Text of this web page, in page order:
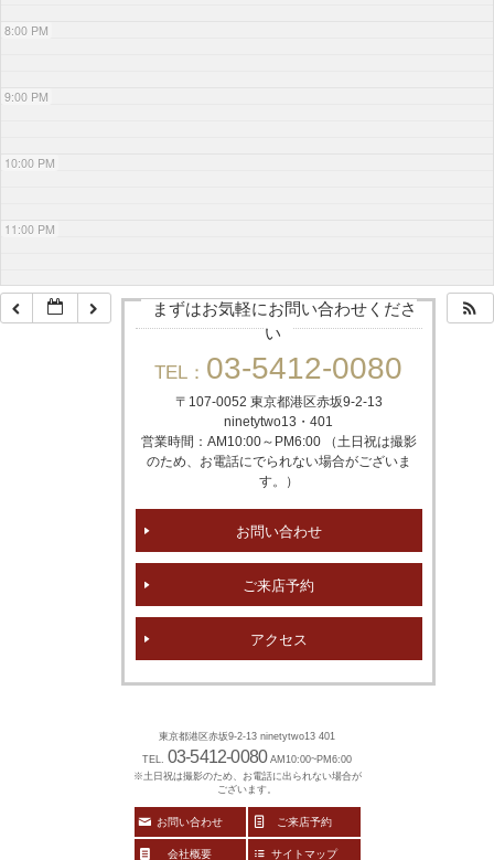
8:00 PM
9:00 PM
10:00 PM
11:00 PM
まずはお気軽にお問い合わせくださ
い
TEL： 03-5412-0080
〒107-0052 東京都港区赤坂9-2-13
ninetytwo13・401
営業時間：AM10:00～PM6:00 （土日祝は撮影
のため、お電話にでられない場合がございま
す。）
お問い合わせ
ご来店予約
アクセス
東京都港区赤坂9-2-13 ninetytwo13 401
TEL. 03-5412-0080 AM10:00~PM6:00
※土日祝は撮影のため、お電話に出られない場合が
ございます。
お問い合わせ ご来店予約
会社概要 サイトマップ